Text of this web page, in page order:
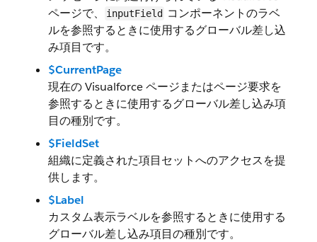
ページで、
inputField
コンポーネントのラベ
ルを参照するときに使用するグローバル差し込
み項目です。
$CurrentPage
現在の Visualforce ページまたはページ要求を
参照するときに使用するグローバル差し込み項
目の種別です。
$FieldSet
組織に定義された項目セットへのアクセスを提
供します。
$Label
カスタム表示ラベルを参照するときに使用する
グローバル差し込み項目の種別です。